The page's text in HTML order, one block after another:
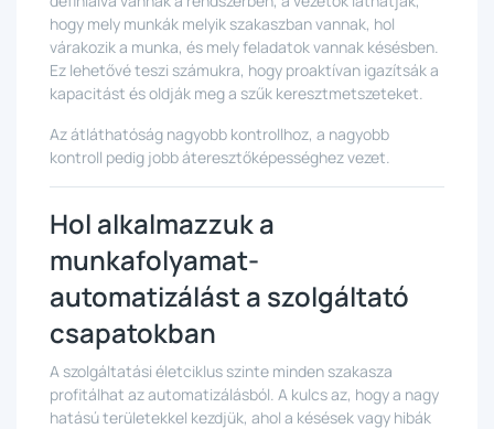
hogy mely munkák melyik szakaszban vannak, hol
várakozik a munka, és mely feladatok vannak késésben.
Ez lehetővé teszi számukra, hogy proaktívan igazítsák a
kapacitást és oldják meg a szűk keresztmetszeteket.
Az átláthatóság nagyobb kontrollhoz, a nagyobb
kontroll pedig jobb áteresztőképességhez vezet.
Hol alkalmazzuk a
munkafolyamat-
automatizálást a szolgáltató
csapatokban
A szolgáltatási életciklus szinte minden szakasza
profitálhat az automatizálásból. A kulcs az, hogy a nagy
hatású területekkel kezdjük, ahol a késések vagy hibák